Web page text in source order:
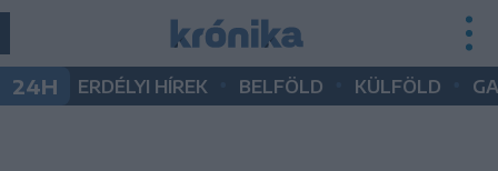
24H ERDÉLYI HÍREK BELFÖLD KÜLFÖLD